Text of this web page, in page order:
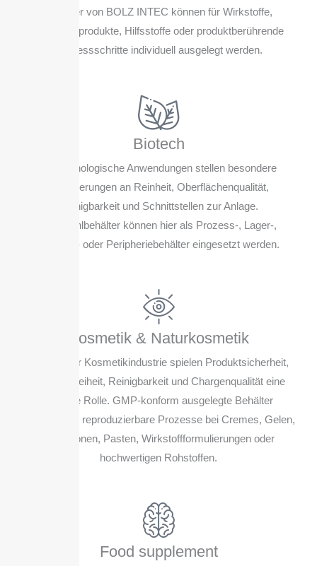
Behälter von BOLZ INTEC können für Wirkstoffe,
Zwischenprodukte, Hilfsstoffe oder produktberührende
Prozessschritte individuell ausgelegt werden.
Biotech
Biotechnologische Anwendungen stellen besondere
Anforderungen an Reinheit, Oberflächenqualität,
Reinigbarkeit und Schnittstellen zur Anlage.
Edelstahlbehälter können hier als Prozess-, Lager-,
Transfer- oder Peripheriebehälter eingesetzt werden.
Kosmetik & Naturkosmetik
Auch in der Kosmetikindustrie spielen Produktsicherheit,
Geruchsfreiheit, Reinigbarkeit und Chargenqualität eine
zentrale Rolle. GMP-konform ausgelegte Behälter
unterstützen reproduzierbare Prozesse bei Cremes, Gelen,
Emulsionen, Pasten, Wirkstoffformulierungen oder
hochwertigen Rohstoffen.
Food supplement